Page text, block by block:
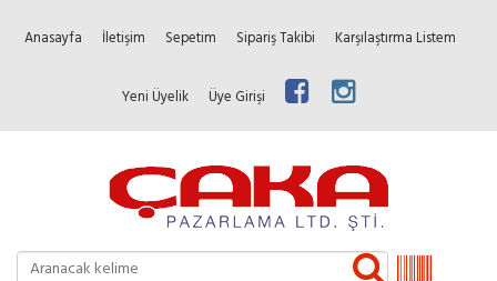
Anasayfa İletişim Sepetim Sipariş Takibi Karşılaştırma Listem
Yeni Üyelik Üye Girişi